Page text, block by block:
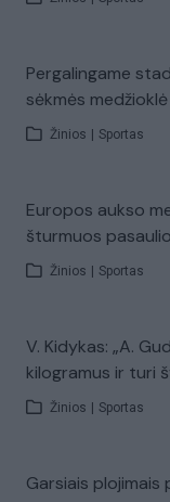
Pergalingame
sėkmės medžioklė
Žinios | Sportas
Europos aukso
šturmuos
Žinios | Sportas
V. Kidykas: „A.
kilogramus ir turi
Žinios | Sportas
Garsiais plojimais